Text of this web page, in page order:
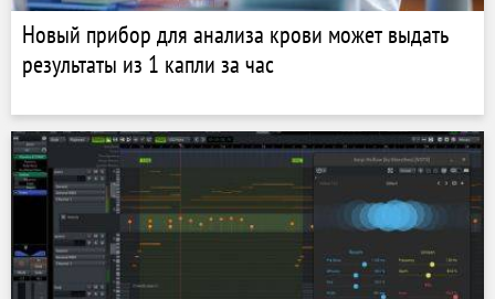
Новый прибор для анализа крови может выдать
результаты из 1 капли за час